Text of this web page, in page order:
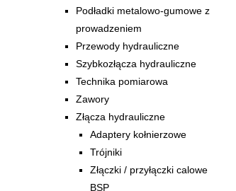
Podładki metalowo-gumowe z
prowadzeniem
Przewody hydrauliczne
Szybkozłącza hydrauliczne
Technika pomiarowa
Zawory
Złącza hydrauliczne
Adaptery kołnierzowe
Trójniki
Złączki / przyłączki calowe
BSP